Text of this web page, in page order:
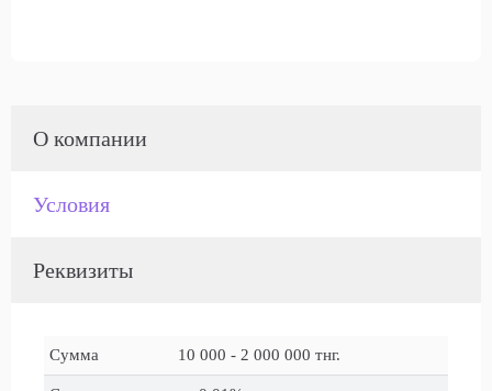
О компании
Условия
Реквизиты
Сумма 10 000 - 2 000 000 тнг.